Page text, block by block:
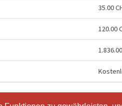
35.00
120.00